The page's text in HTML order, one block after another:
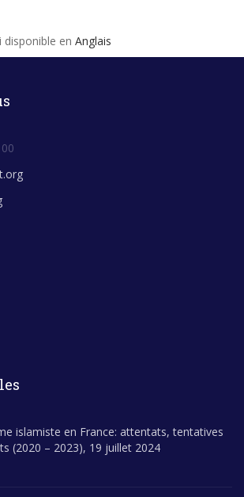
disponible en Anglais
islamiste en France: attentats, tentatives
(2020 – 2023), 19 juillet 2024